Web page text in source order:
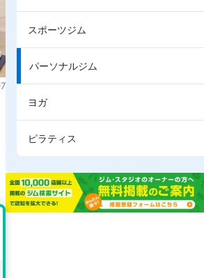
スポーツジム
パーソナルジム
ヨガ
ピラティス